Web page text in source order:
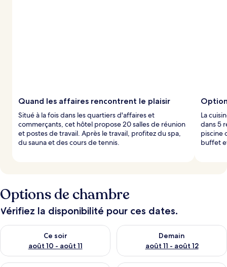
Quand les affaires rencontrent le plaisir
Situé à la fois dans les quartiers d'affaires et
commerçants, cet hôtel propose 20 salles de réunion
et postes de travail. Après le travail, profitez du spa,
du sauna et des cours de tennis.
La
dans 5
piscine
buffet
Options de chambre
Vérifiez la disponibilité pour ces dates.
Ce soir
août 10 - août 11
Vérifier la disponibilité pour ce soir août 10 - août 11
Demain
août 11 - août 12
Vérifier la disponibilité pour